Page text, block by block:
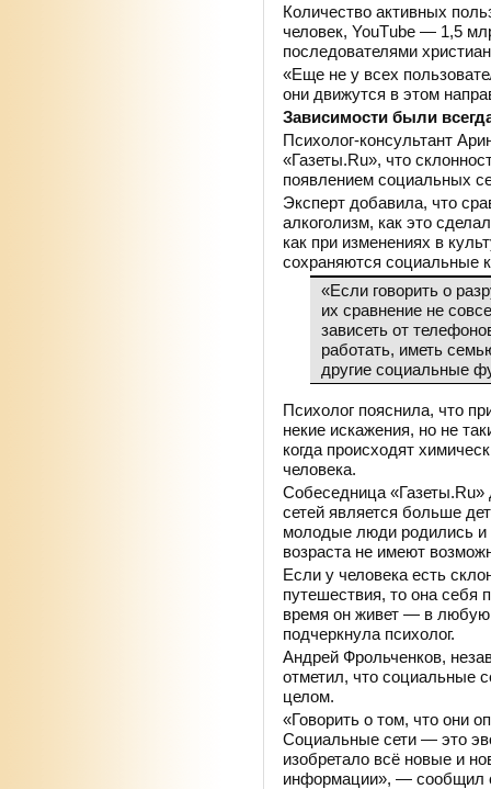
Количество активных
человек, YouТube — 1,5
последователями
«Еще не у всех
они движутся в этом
Зависимости были
Психолог-консультант
«Газеты.Ru», что
появлением социальных
Эксперт добавила, что
алкоголизм, как это
как при изменениях в
сохраняются социальные
«Если говорить о
их сравнение не
зависеть от
работать, иметь
другие социальные
Психолог пояснила, что
некие искажения, но не
когда происходят
человека.
Собеседница «Газеты.Ru»
сетей является больше
молодые люди родились и
возраста не имеют
Если у человека есть
путешествия, то она себя
время он живет — в любую
подчеркнула психолог.
Андрей Фрольченков,
отметил, что социальные
целом.
«Говорить о том, что они
Социальные сети — это
изобретало всё новые и
информации», — сообщил